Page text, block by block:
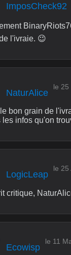
ImposCheck92
de l'ivraie. 😉
NaturAlice
le 25
le bon grain de
les infos qu'on
LogicLeap
le 25
critique,
Ecowisp
le 11